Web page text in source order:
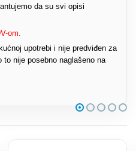
da su svi opisi
om.
upotrebi i nije predviđen za
to nije posebno naglašeno na